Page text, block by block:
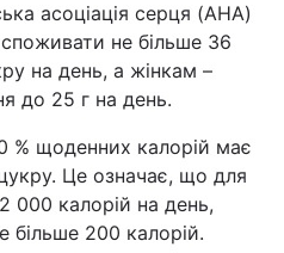
асоціація серця (AHA)
не більше 36
на день, а жінкам –
до 25 г на день.
% щоденних калорій має
Це означає, що для
000 калорій на день,
більше 200 калорій.